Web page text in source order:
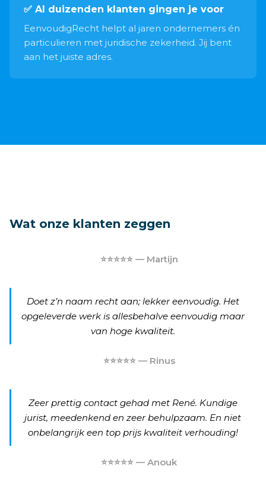
✅ Al duizenden klanten gingen je voor
EenvoudigRecht helpt al jaren ondernemers én
particulieren met juridische zekerheid. Jij bent
aan het juiste adres.
Wat onze klanten zeggen
⭐⭐⭐⭐⭐ — Martijn
Doet z’n naam recht aan; lekker eenvoudig. Het
opgeleverde werk is allesbehalve eenvoudig maar
van hoge kwaliteit.
⭐⭐⭐⭐⭐ — Rinus
Zeer prettig contact gehad met René. Kundige
jurist, meedenkend en zeer behulpzaam. En niet
onbelangrijk een top prijs kwaliteit verhouding!
⭐⭐⭐⭐⭐ — Anouk